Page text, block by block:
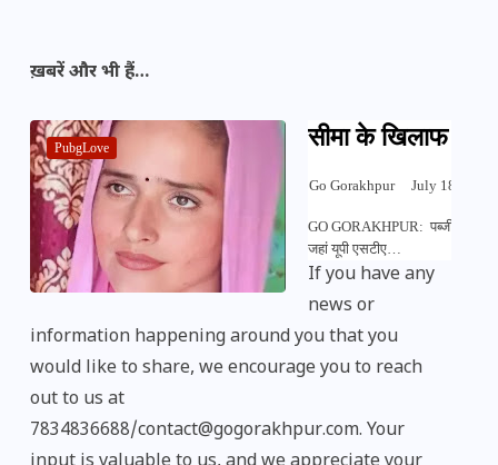
ख़बरें और भी हैं…
PubgLove सीमा के खिलाफ
Go Gorakhpur July 18, 2023
GO GORAKHPUR: पब्जी लव
जहां यूपी एसटीए…
If you have any
news or
information happening around you that you
would like to share, we encourage you to reach
out to us at
7834836688/contact@gogorakhpur.com. Your